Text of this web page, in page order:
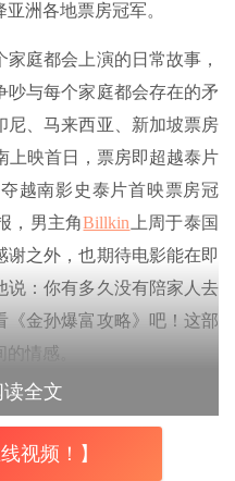
洲各地票房冠军。
庭都会上演的日常故事，
吵与每个家庭都会存在的矛
尼、马来西亚、新加坡票房
上映首日，票房即超越泰片
越南影史泰片首映票房冠
，男主角Billkin 上周于泰国
谢之外，也期待电影能在即
说：你有多久没有陪家人去
《金孙爆富攻略》吧！这部
情感。
读全文
视频！】